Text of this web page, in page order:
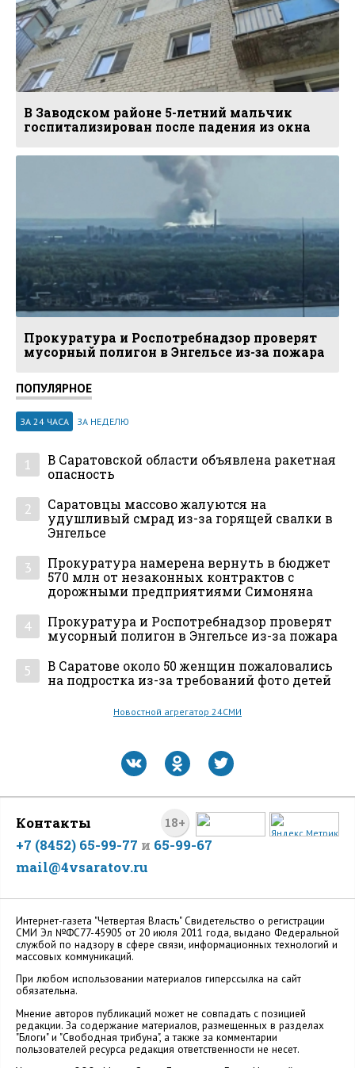
В Заводском районе 5-летний мальчик
госпитализирован после падения из окна
Прокуратура и Роспотребнадзор проверят
мусорный полигон в Энгельсе из-за пожара
ПОПУЛЯРНОЕ
ЗА 24 ЧАСА ЗА НЕДЕЛЮ
1
В Саратовской области объявлена ракетная
опасность
2
Саратовцы массово жалуются на
удушливый смрад из-за горящей свалки в
Энгельсе
3
Прокуратура намерена вернуть в бюджет
570 млн от незаконных контрактов с
дорожными предприятиями Симоняна
4
Прокуратура и Роспотребнадзор проверят
мусорный полигон в Энгельсе из-за пожара
5
В Саратове около 50 женщин пожаловались
на подростка из-за требований фото детей
Новостной агрегатор 24СМИ
18+
Контакты
+7 (8452) 65-99-77 и 65-99-67
mail@4vsaratov.ru
Интернет-газета "Четвертая Власть" Cвидетельство о регистрации
СМИ Эл №ФС77-45905 от 20 июля 2011 года, выдано Федеральной
службой по надзору в сфере связи, информационных технологий и
массовых коммуникаций.
При любом использовании материалов гиперссылка на сайт
обязательна.
Мнение авторов публикаций может не совпадать с позицией
редакции. За содержание материалов, размещенных в разделах
"Блоги" и "Свободная трибуна", а также за комментарии
пользователей ресурса редакция ответственности не несет.